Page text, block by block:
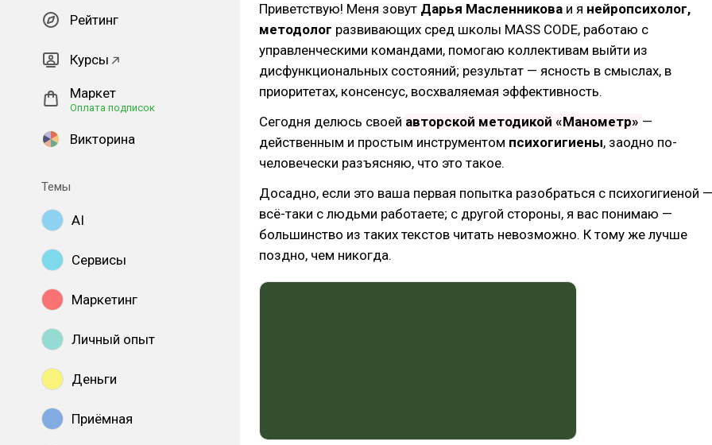
Рейтинг
Курсы
Маркет
Оплата подписок
Викторина
Темы
AI
Сервисы
Маркетинг
Личный опыт
Деньги
Приёмная
Приветствую! Меня зовут Дарья Масленникова и я нейропсихолог,
методолог развивающих сред школы MASS CODE, работаю с
управленческими командами, помогаю коллективам выйти из
дисфункциональных состояний; результат — ясность в смыслах, в
приоритетах, консенсус, восхваляемая эффективность.
Сегодня делюсь своей авторской методикой «Манометр» —
действенным и простым инструментом психогигиены, заодно по-
человечески разъясняю, что это такое.
Досадно, если это ваша первая попытка разобраться с психогигиеной —
всё-таки с людьми работаете; с другой стороны, я вас понимаю —
большинство из таких текстов читать невозможно. К тому же лучше
поздно, чем никогда.